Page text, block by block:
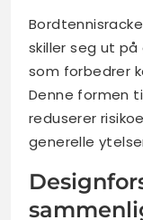
skiller seg ut
som forbedrer
Denne formen
reduserer
generelle